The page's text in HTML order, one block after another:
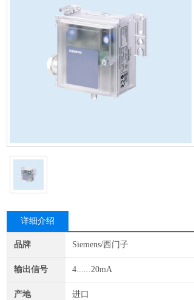
详细介绍
品牌 Siemens/西门子
输出信号 4......20mA
产地 进口